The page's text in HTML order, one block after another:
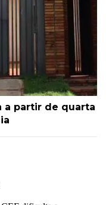
a partir de quarta